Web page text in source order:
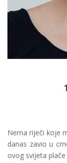
Nema riječi koje
danas zavio u
ovog svijeta